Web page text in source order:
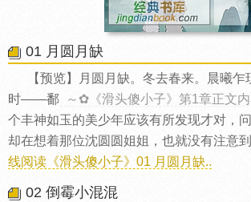
01 月圆月缺
【预览】月圆月缺。冬去春来。晨曦
时——鄱
～✿《滑头傻小子》第1章正文
个丰神如玉的美少年应该有所发现才对，
却在想着那位沈圆圆姐姐，也就没有注意到
线阅读《滑头傻小子》01 月圆月缺..
02 倒霉小混混